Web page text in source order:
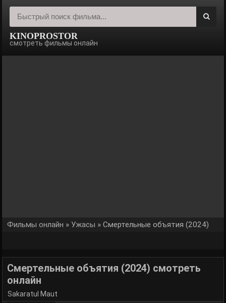
KINOPROSTOR
смотреть фильмы онлайн
Фильмы онлайн » Ужасы » Смертельные объятия (2024)
Смертельные объятия (2024) смотреть
онлайн
Sakaratul Maut